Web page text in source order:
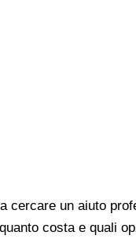
cercare un aiuto
costa e quali